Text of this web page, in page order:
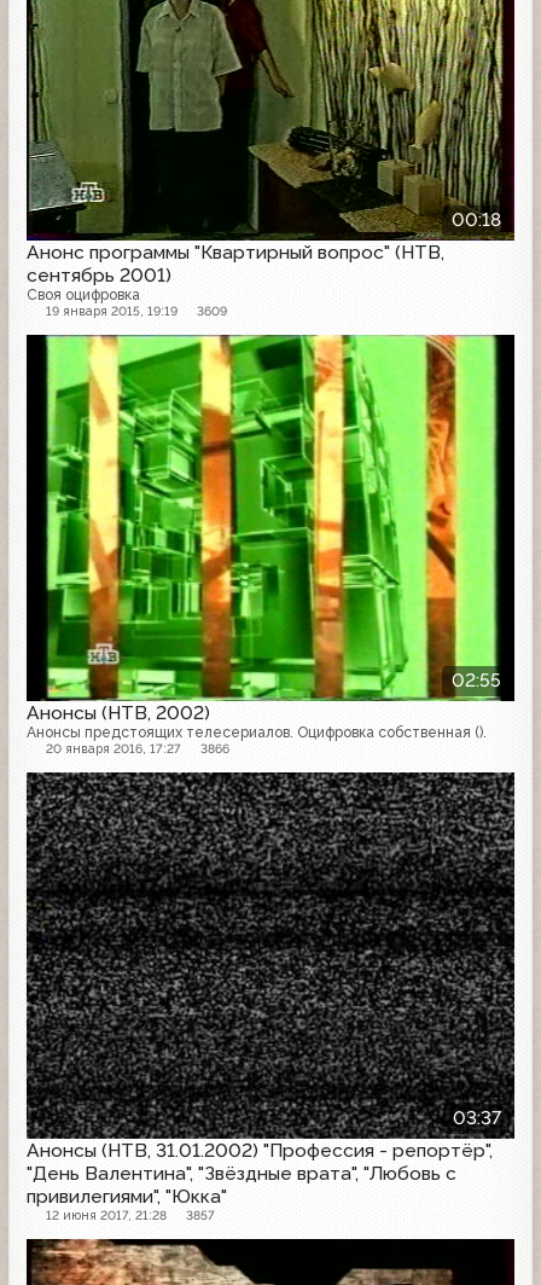
00:18
Анонс программы "Квартирный вопрос" (НТВ,
сентябрь 2001)
Своя оцифровка
19 января 2015, 19:19 3609
02:55
Анонсы (НТВ, 2002)
Анонсы предстоящих телесериалов. Оцифровка собственная ().
20 января 2016, 17:27 3866
Анонс
03:37
Анонсы (НТВ, 31.01.2002) "Профессия - репортёр",
"День Валентина", "Звёздные врата", "Любовь с
привилегиями", "Юкка"
12 июня 2017, 21:28 3857
Анонс
Анонс